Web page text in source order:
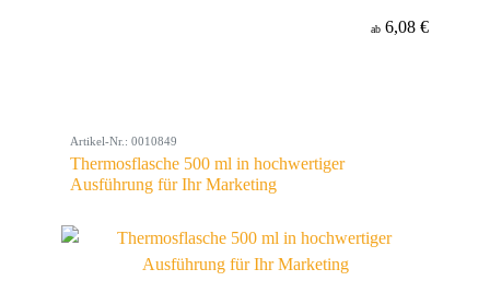
ab 6,08 €
Artikel-Nr.: 0010849
Thermosflasche 500 ml in hochwertiger
Ausführung für Ihr Marketing